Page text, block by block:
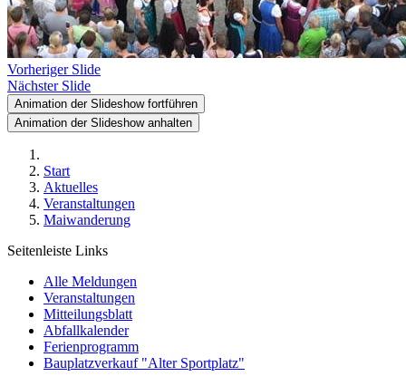
Vorheriger Slide
Nächster Slide
Animation der Slideshow fortführen
Animation der Slideshow anhalten
Start
Aktuelles
Veranstaltungen
Maiwanderung
Seitenleiste Links
Alle Meldungen
Veranstaltungen
Mitteilungsblatt
Abfallkalender
Ferienprogramm
Bauplatzverkauf "Alter Sportplatz"